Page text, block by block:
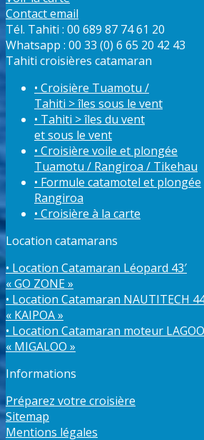
Contact email
Tél. Tahiti : 00 689 87 74 61 20
Whatsapp : 00 33 (0) 6 65 20 42 43
Tahiti croisières catamaran
• Croisière Tuamotu /
Tahiti > îles sous le vent
• Tahiti > îles du vent
et sous le vent
• Croisière voile et plongée
Tuamotu / Rangiroa / Tikehau
• Formule catamotel et plongée
Rangiroa
• Croisière à la carte
Location catamarans
• Location Catamaran Léopard 43′
« GO ZONE »
• Location Catamaran NAUTITECH
« KAIPOA »
• Location Catamaran moteur
« MIGALOO »
Informations
Préparez votre croisière
Sitemap
Mentions légales